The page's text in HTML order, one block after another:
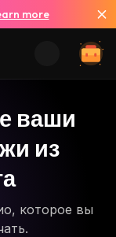
more
ваши
из
которое вы